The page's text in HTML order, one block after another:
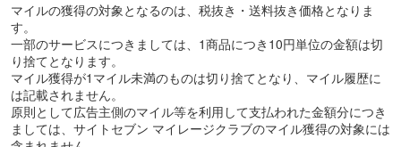
マイルの獲得の対象となるのは、税抜き・送料抜き価格となりま
す。
一部のサービスにつきましては、1商品につき10円単位の金額は切
り捨てとなります。
マイル獲得が1マイル未満のものは切り捨てとなり、マイル履歴に
は記載されません。
原則として広告主側のマイル等を利用して支払われた金額分につき
ましては、サイトセブン マイレージクラブのマイル獲得の対象には